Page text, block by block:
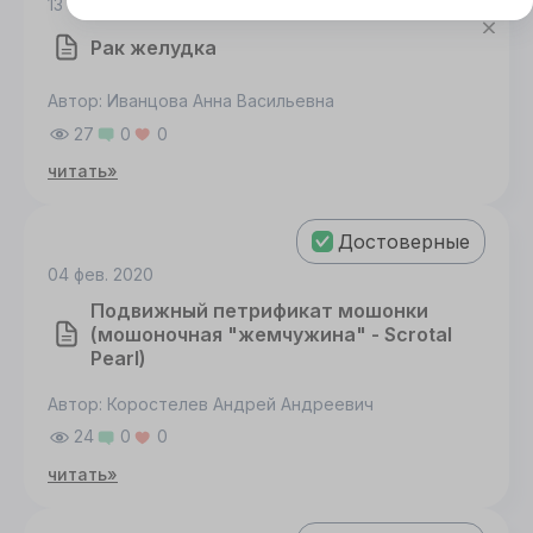
13 фев. 2020
Рак желудка
Автор: Иванцова Анна Васильевна
27
0
0
читать»
Достоверные
04 фев. 2020
Подвижный петрификат мошонки
(мошоночная "жемчужина" - Scrotal
Pearl)
Автор: Коростелев Андрей Андреевич
24
0
0
читать»
Этот сайт использует cookie
Для корректной работы данного сайта
СОГЛАСИЕ
Настроить